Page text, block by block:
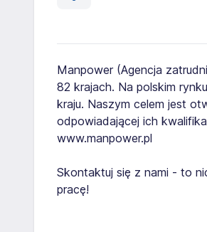
Manpower (Agencja
82 krajach. Na polskim
kraju. Naszym celem jest
odpowiadającej ich
www.manpower.pl
Skontaktuj się z nami - to
pracę!